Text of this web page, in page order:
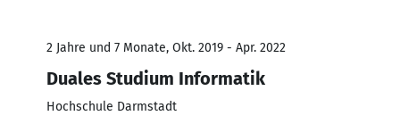
2 Jahre und 7 Monate, Okt. 2019 - Apr. 2022
Duales Studium Informatik
Hochschule Darmstadt